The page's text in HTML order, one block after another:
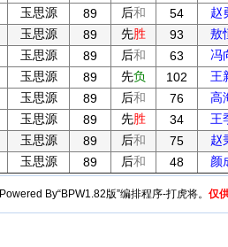
玉思源 89 后和 54
赵
玉思源 89 先胜 93
敖
玉思源 89 后和 63
冯
玉思源 89 先负 102
王
玉思源 89 后和 76
高
玉思源 89 先胜 34
王
玉思源 89 后和 75
赵
玉思源 89 后和 48 颜
Powered By“BPW1.82版”编排程序-打虎将。 仅